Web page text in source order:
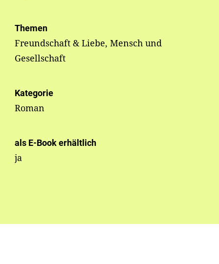
Themen
Freundschaft & Liebe, Mensch und
Gesellschaft
Kategorie
Roman
als E-Book erhältlich
ja